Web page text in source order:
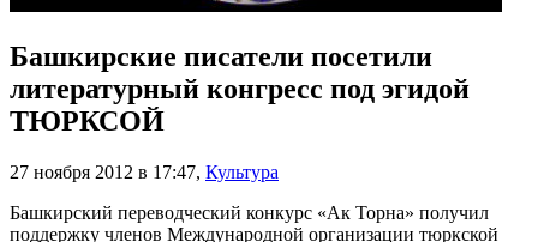
Башкирские писатели посетили
литературный конгресс под эгидой
ТЮРКСОЙ
27 ноября 2012 в 17:47, Культура
Башкирский переводческий конкурс «Ак Торна» получил
поддержку членов Международной организации тюркской